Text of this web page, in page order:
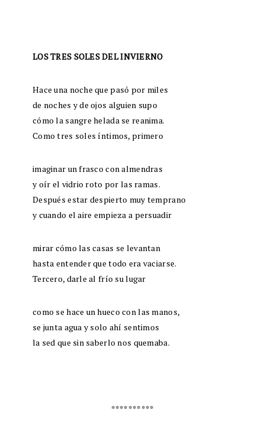
LOS TRES SOLES DEL INVIERNO
Hace una noche que pasó por miles
de noches y de ojos alguien supo
cómo la sangre helada se reanima.
Como tres soles íntimos, primero
imaginar un frasco con almendras
y oír el vidrio roto por las ramas.
Después estar despierto muy temprano
y cuando el aire empieza a persuadir
mirar cómo las casas se levantan
hasta entender que todo era vaciarse.
Tercero, darle al frío su lugar
como se hace un hueco con las manos,
se junta agua y solo ahí sentimos
la sed que sin saberlo nos quemaba.
**********